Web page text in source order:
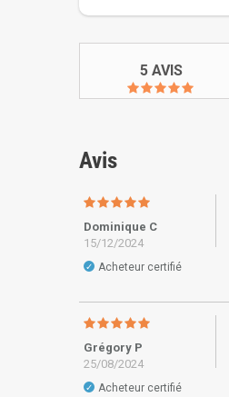
5 AVIS
Avis
Dominique C
15/12/2024
✓ Acheteur certifié
Grégory P
25/08/2024
✓ Acheteur certifié